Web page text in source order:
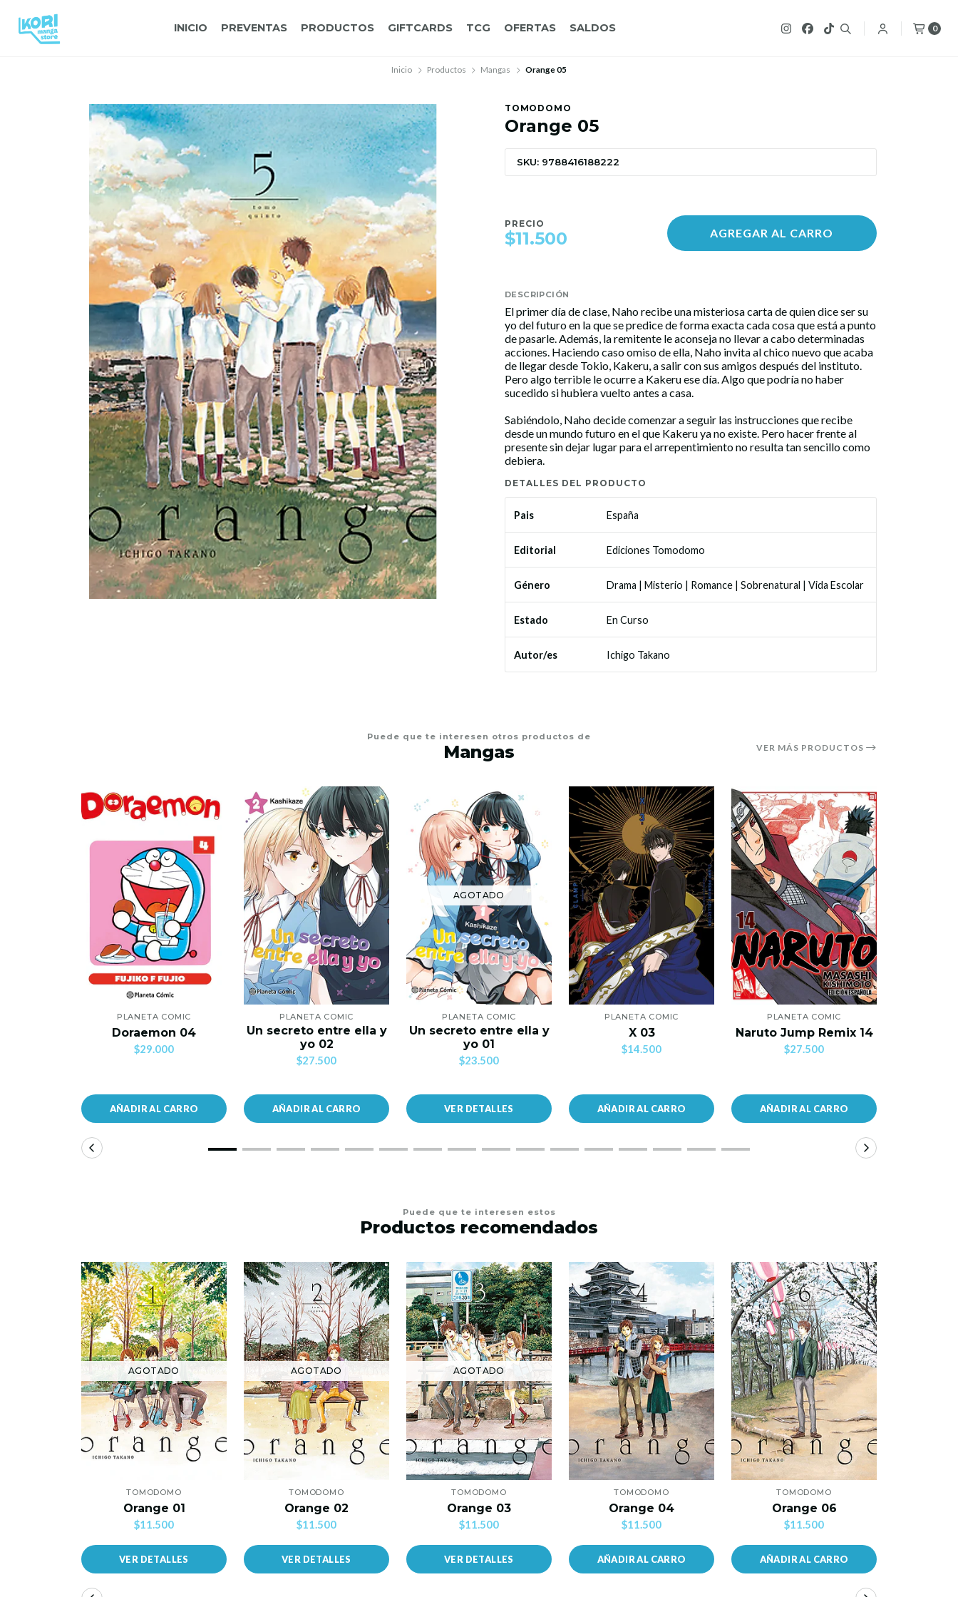
INICIO PREVENTAS PRODUCTOS GIFTCARDS TCG OFERTAS SALDOS 0
Inicio Productos Mangas Orange 05
TOMODOMO
Orange 05
SKU: 9788416188222
PRECIO
$11.500 AGREGAR AL CARRO
DESCRIPCIÓN
El primer día de clase, Naho recibe una misteriosa carta de quien dice ser su
yo del futuro en la que se predice de forma exacta cada cosa que está a punto
de pasarle. Además, la remitente le aconseja no llevar a cabo determinadas
acciones. Haciendo caso omiso de ella, Naho invita al chico nuevo que acaba
de llegar desde Tokio, Kakeru, a salir con sus amigos después del instituto.
Pero algo terrible le ocurre a Kakeru ese día. Algo que podría no haber
sucedido si hubiera vuelto antes a casa.
Sabiéndolo, Naho decide comenzar a seguir las instrucciones que recibe
desde un mundo futuro en el que Kakeru ya no existe. Pero hacer frente al
presente sin dejar lugar para el arrepentimiento no resulta tan sencillo como
debiera.
DETALLES DEL PRODUCTO
Pais España
Editorial Ediciones Tomodomo
Género Drama | Misterio | Romance | Sobrenatural | Vida Escolar
Estado En Curso
Autor/es Ichigo Takano
Puede que te interesen otros productos de
Mangas VER MÁS PRODUCTOS
PLANETA COMIC
Doraemon 04
$29.000
AÑADIR AL CARRO
PLANETA COMIC
Un secreto entre ella y
yo 02
$27.500
AÑADIR AL CARRO
AGOTADO
PLANETA COMIC
Un secreto entre ella y
yo 01
$23.500
VER DETALLES
PLANETA COMIC
X 03
$14.500
AÑADIR AL CARRO
PLANETA COMIC
Naruto Jump Remix 14
$27.500
AÑADIR AL CARRO
Puede que te interesen estos
Productos recomendados
AGOTADO
TOMODOMO
Orange 01
$11.500
VER DETALLES
AGOTADO
TOMODOMO
Orange 02
$11.500
VER DETALLES
AGOTADO
TOMODOMO
Orange 03
$11.500
VER DETALLES
TOMODOMO
Orange 04
$11.500
AÑADIR AL CARRO
TOMODOMO
Orange 06
$11.500
AÑADIR AL CARRO